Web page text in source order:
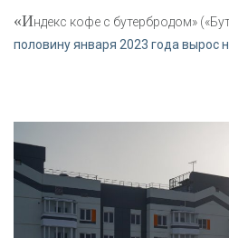
«Индекс кофе с бутербродом»
половину января 2023 года вырос